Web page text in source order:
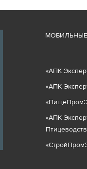
М
«АПК
«АПК
«АПК